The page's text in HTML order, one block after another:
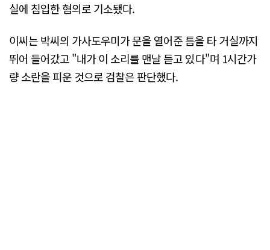
실에 침입한 혐의로 기소됐다.
이씨는 박씨의 가사도우미가 문을 열어준 틈을 타 거실까지
뛰어 들어갔고 "내가 이 소리를 맨날 듣고 있다"며 1시간가
량 소란을 피운 것으로 검찰은 판단했다.